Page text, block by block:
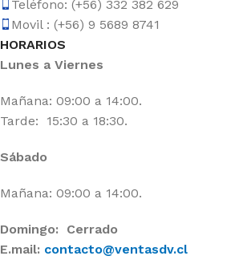
Teléfono: (+56) 332 382 629
Movil : (+56) 9 5689 8741
HORARIOS
Lunes a Viernes
Mañana: 09:00 a 14:00.
Tarde: 15:30 a 18:30.
Sábado
Mañana: 09:00 a 14:00.
Domingo: Cerrado
E.mail: contacto@ventasdv.cl